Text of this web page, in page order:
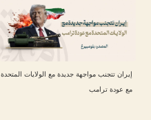
إيران تتجنب مواجهة جديدة مع الولايات المتحدة
مع عودة ترامب